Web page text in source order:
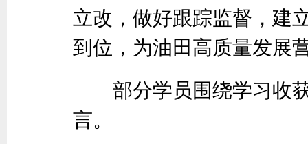
立改，做好跟踪监督，建
到位，为油田高质量发展
部分学员围绕学习收获
言。